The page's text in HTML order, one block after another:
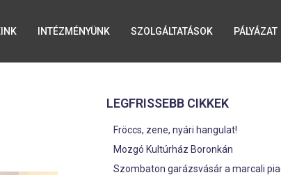
INTÉZMÉNYÜNK SZOLGÁLTATÁSOK PÁLYÁZAT
LEGFRISSEBB CIKKEK
Fröccs, zene, nyári hangulat!
Mozgó Kultúrház Boronkán
Szombaton garázsvásár a marcali